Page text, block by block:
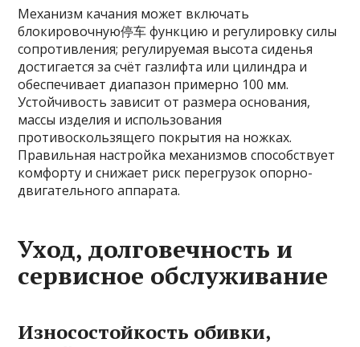
Механизм качания может включать
блокировочную停车 функцию и регулировку силы
сопротивления; регулируемая высота сиденья
достигается за счёт газлифта или цилиндра и
обеспечивает диапазон примерно 100 мм.
Устойчивость зависит от размера основания,
массы изделия и использования
противоскользящего покрытия на ножках.
Правильная настройка механизмов способствует
комфорту и снижает риск перегрузок опорно-
двигательного аппарата.
Уход, долговечность и
сервисное обслуживание
Износостойкость обивки,